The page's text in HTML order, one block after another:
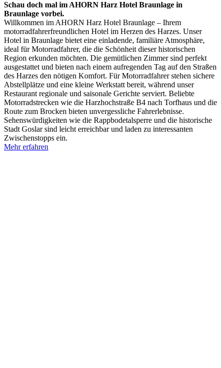
Schau doch mal im AHORN Harz Hotel Braunlage in
Braunlage vorbei.
Willkommen im AHORN Harz Hotel Braunlage – Ihrem
motorradfahrerfreundlichen Hotel im Herzen des Harzes. Unser
Hotel in Braunlage bietet eine einladende, familiäre Atmosphäre,
ideal für Motorradfahrer, die die Schönheit dieser historischen
Region erkunden möchten. Die gemütlichen Zimmer sind perfekt
ausgestattet und bieten nach einem aufregenden Tag auf den Straßen
des Harzes den nötigen Komfort. Für Motorradfahrer stehen sichere
Abstellplätze und eine kleine Werkstatt bereit, während unser
Restaurant regionale und saisonale Gerichte serviert. Beliebte
Motorradstrecken wie die Harzhochstraße B4 nach Torfhaus und die
Route zum Brocken bieten unvergessliche Fahrerlebnisse.
Sehenswürdigkeiten wie die Rappbodetalsperre und die historische
Stadt Goslar sind leicht erreichbar und laden zu interessanten
Zwischenstopps ein.
Mehr erfahren